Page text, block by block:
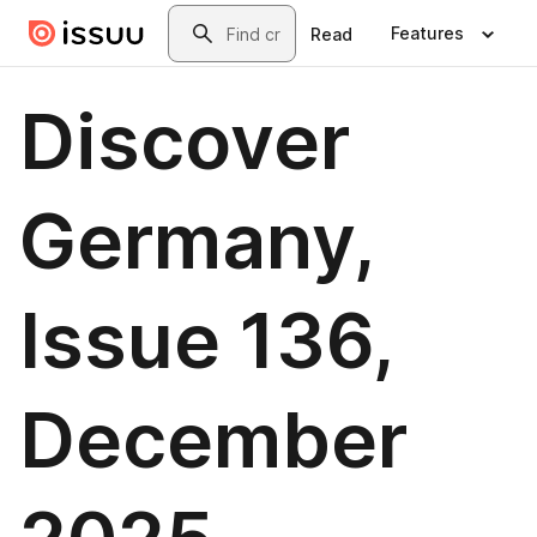
Skip to main contentSearch
Read Features
Discover
Germany,
Issue 136,
December